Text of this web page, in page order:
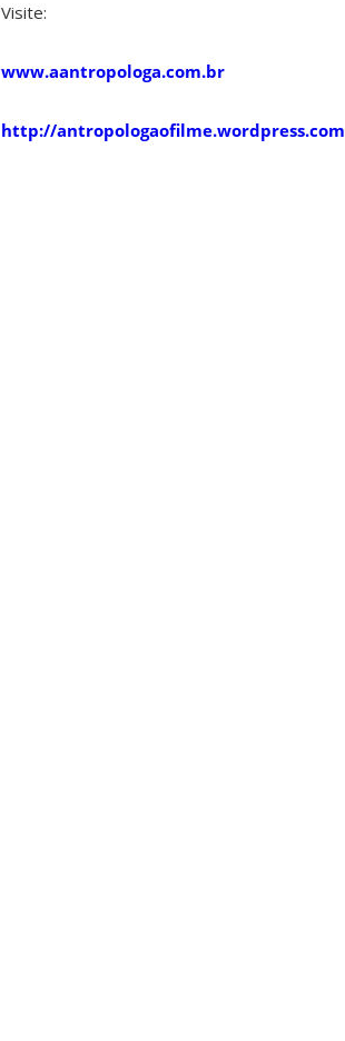
Visite:
www.aantropologa.com.br
http://antropologaofilme.wordpress.com